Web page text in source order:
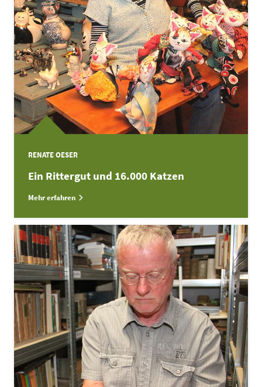
RENATE OESER
Ein Rittergut und 16.000 Katzen
Mehr erfahren